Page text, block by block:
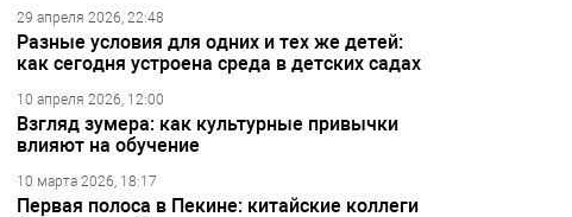
29 апреля 2026, 22:48
Разные условия для одних и тех же детей:
как сегодня устроена среда в детских садах
10 апреля 2026, 12:00
Взгляд зумера: как культурные привычки
влияют на обучение
10 марта 2026, 18:17
Первая полоса в Пекине: китайские коллеги